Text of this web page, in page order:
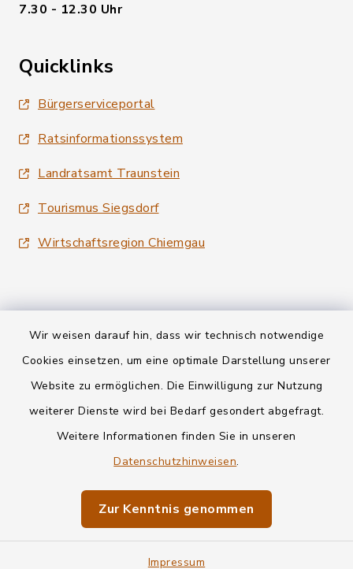
Wir weisen darauf hin, dass wir technisch notwendige
Cookies einsetzen, um eine optimale Darstellung unserer
Website zu ermöglichen. Die Einwilligung zur Nutzung
weiterer Dienste wird bei Bedarf gesondert abgefragt.
Weitere Informationen finden Sie in unseren
Datenschutzhinweisen.
Zur Kenntnis genommen
Impressum
7.30 - 12.30 Uhr
Quicklinks
Bürgerserviceportal
Ratsinformationssystem
Landratsamt Traunstein
Tourismus Siegsdorf
Wirtschaftsregion Chiemgau
Kontakt
Informationspflichten
Impressum
Sitemap